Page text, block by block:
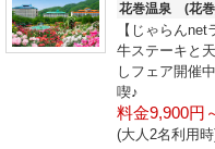
花巻温泉 (花
【じゃらん
牛ステーキと
しフェア開催
喫♪
料金9,900円
(大人2名利用